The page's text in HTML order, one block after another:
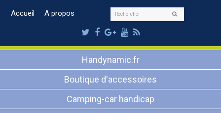
Accueil A propos Rechercher
Twitter
Facebook
Google
Plus
Youtube
RSS
Handynamic.fr
Boutique d'accessoires
Camping-car handicap